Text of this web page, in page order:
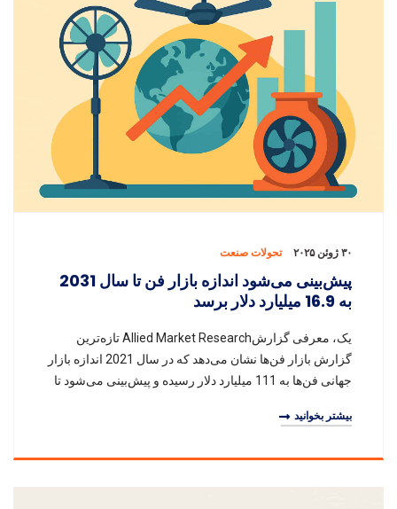
۳۰ ژوئن ۲۰۲۵ تحولات صنعت
پیش‌بینی می‌شود اندازه بازار فن تا سال 2031
به 16.9 میلیارد دلار برسد
یک، معرفی گزارشAllied Market Research تازه‌ترین
گزارش بازار فن‌ها نشان می‌دهد که در سال 2021 اندازه بازار
جهانی فن‌ها به 111 میلیارد دلار رسیده و پیش‌بینی می‌شود تا
بیشتر بخوانید